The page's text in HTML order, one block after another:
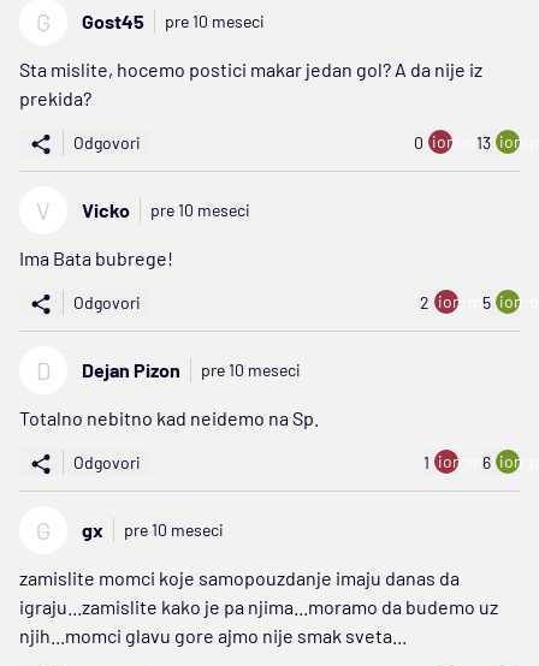
G Gost45 pre 10 meseci
Sta mislite, hocemo postici makar jedan gol? A da nije iz
prekida?
Odgovori 0 ion:minus
13
V Vicko pre 10 meseci
Ima Bata bubrege!
Odgovori 2 ion:minus
5
D Dejan Pizon pre 10 meseci
Totalno nebitno kad neidemo na Sp.
Odgovori 1 ion:minus
6
G gx pre 10 meseci
zamislite momci koje samopouzdanje imaju danas da
igraju...zamislite kako je pa njima...moramo da budemo uz
njih...momci glavu gore ajmo nije smak sveta...